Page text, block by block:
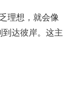
理想，就会像
达彼岸。这主